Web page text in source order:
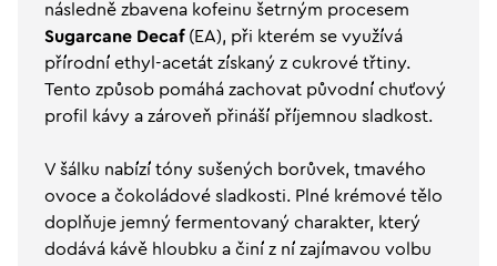
následně zbavena kofeinu šetrným procesem
Sugarcane Decaf (EA), při kterém se využívá
přírodní ethyl-acetát získaný z cukrové třtiny.
Tento způsob pomáhá zachovat původní chuťový
profil kávy a zároveň přináší příjemnou sladkost.
V šálku nabízí tóny sušených borůvek, tmavého
ovoce a čokoládové sladkosti. Plné krémové tělo
doplňuje jemný fermentovaný charakter, který
dodává kávě hloubku a činí z ní zajímavou volbu